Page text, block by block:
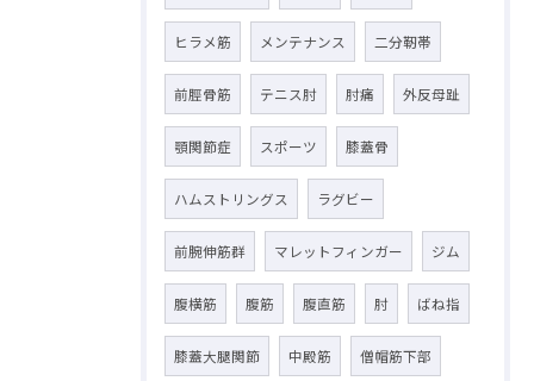
ヒラメ筋 メンテナンス 二分靭帯
前脛骨筋 テニス肘 肘痛 外反母趾
顎関節症 スポーツ 膝蓋骨
ハムストリングス ラグビー
前腕伸筋群 マレットフィンガー ジム
腹横筋 腹筋 腹直筋 肘 ばね指
膝蓋大腿関節 中殿筋 僧帽筋下部